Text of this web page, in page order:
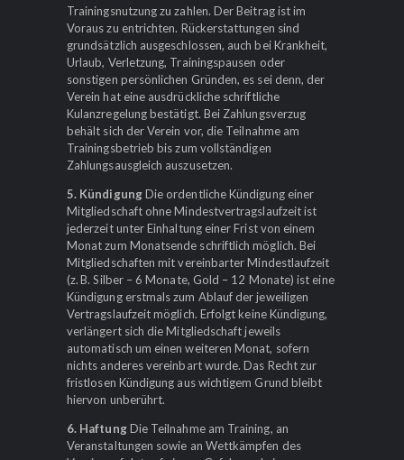
Trainingsnutzung zu zahlen. Der Beitrag ist im
Voraus zu entrichten. Rückerstattungen sind
grundsätzlich ausgeschlossen, auch bei Krankheit,
Urlaub, Verletzung, Trainingspausen oder
sonstigen persönlichen Gründen, es sei denn, der
Verein hat eine ausdrückliche schriftliche
Kulanzregelung bestätigt. Bei Zahlungsverzug
behält sich der Verein vor, die Teilnahme am
Trainingsbetrieb bis zum vollständigen
Zahlungsausgleich auszusetzen.
5. KündigungDie ordentliche Kündigung einer
Mitgliedschaft ohne Mindestvertragslaufzeit ist
jederzeit unter Einhaltung einer Frist von einem
Monat zum Monatsende schriftlich möglich. Bei
Mitgliedschaften mit vereinbarter Mindestlaufzeit
(z. B. Silber – 6 Monate, Gold – 12 Monate) ist eine
Kündigung erstmals zum Ablauf der jeweiligen
Vertragslaufzeit möglich. Erfolgt keine Kündigung,
verlängert sich die Mitgliedschaft jeweils
automatisch um einen weiteren Monat, sofern
nichts anderes vereinbart wurde. Das Recht zur
fristlosen Kündigung aus wichtigem Grund bleibt
hiervon unberührt.
6. HaftungDie Teilnahme am Training, an
Veranstaltungen sowie an Wettkämpfen des